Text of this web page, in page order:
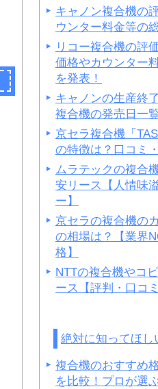
キャノン複合機の
ウンター料金等の
リコー複合機の評
価格やカウンター
を発表！
キャノンの生産終
複合機の発売日一覧
京セラ複合機「
の特徴は？口コミ
ムラテックの複合
安リース【人情味
ー】
京セラの複合機の
の相場は？【業界
格】
NTTの複合機やコ
ース【評判・口コ
絶対に知ってほし
複合機のおすすめ
を比較！プロが選